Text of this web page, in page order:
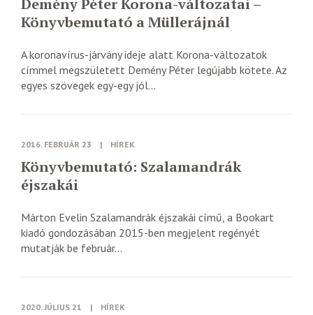
Demény Péter Korona-változatai –
Könyvbemutató a Müllerájnál
A koronavírus-járvány ideje alatt Korona-változatok
címmel megszületett Demény Péter legújabb kötete. Az
egyes szövegek egy-egy jól...
2016. FEBRUÁR 23 | HÍREK
Könyvbemutató: Szalamandrák
éjszakái
Márton Evelin Szalamandrák éjszakái című, a Bookart
kiadó gondozásában 2015-ben megjelent regényét
mutatják be február...
2020. JÚLIUS 21 | HÍREK